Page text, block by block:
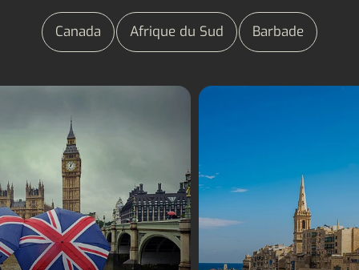
Canada Afrique du Sud Barbade
Séjours linguistiques
Angleterre